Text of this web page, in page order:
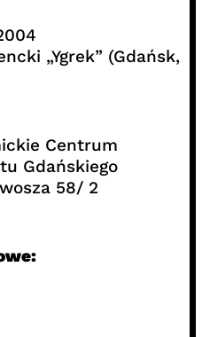
„Ygrek” (Gdańsk,
Centrum
Gdańskiego
58/ 2